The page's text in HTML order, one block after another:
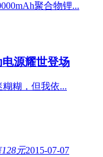
聚合物锂...
源耀世登场
糊，但我依...
元2015-07-07